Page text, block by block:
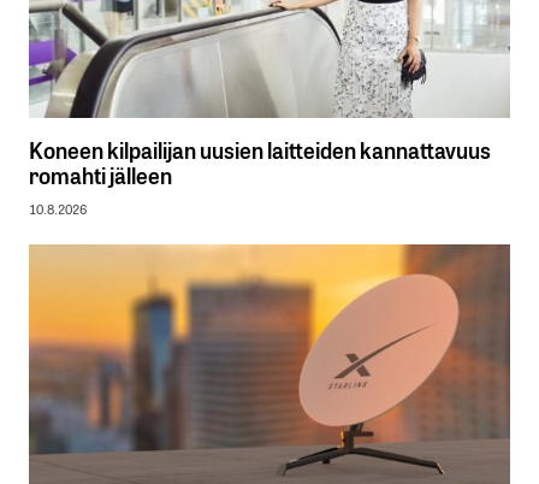
Koneen kilpailijan uusien laitteiden kannattavuus
romahti jälleen
10.8.2026